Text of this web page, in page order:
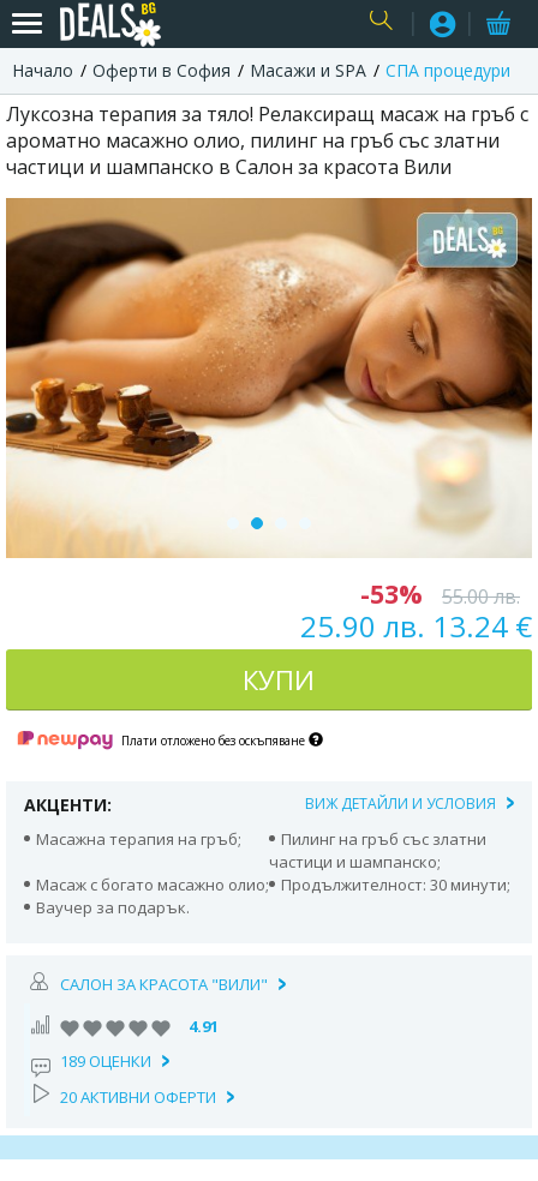
USER
Начало Оферти в София Масажи и SPA СПА процедури
Луксозна терапия за тяло! Релаксиращ масаж на гръб с
ароматно масажно олио, пилинг на гръб със златни
частици и шампанско в Салон за красота Вили
-53% 55.00 лв.
25.90 лв. 13.24 €
КУПИ
Плати отложено без оскъпяване
АКЦЕНТИ: ВИЖ ДЕТАЙЛИ И УСЛОВИЯ
Масажна терапия на гръб;
Пилинг на гръб със златни
частици и шампанско;
Масаж с богато масажно олио;
Продължителност: 30 минути;
Ваучер за подарък.
САЛОН ЗА КРАСОТА "ВИЛИ"
4.91
189 ОЦЕНКИ
20 АКТИВНИ ОФЕРТИ